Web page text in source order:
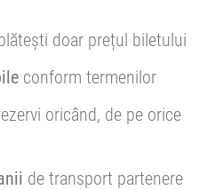
doar prețul biletului
conform termenilor
oricând, de pe orice
de transport partenere